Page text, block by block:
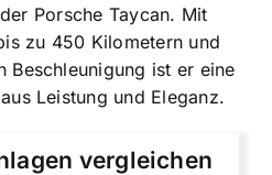
Porsche Taycan. Mit
zu 450 Kilometern und
Beschleunigung ist er eine
Leistung und Eleganz.
vergleichen